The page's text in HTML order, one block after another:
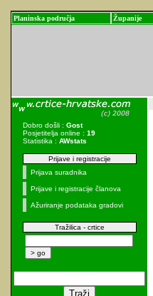
Planinska područja Županije
Dobro došli : Gost
Posjetitelja online : 19
Statistika : AWstats
Prijave i registracije
Prijava suradnika
Prijave i registracije članova
Ažuriranje podataka gradovi
Tražilica - crtice